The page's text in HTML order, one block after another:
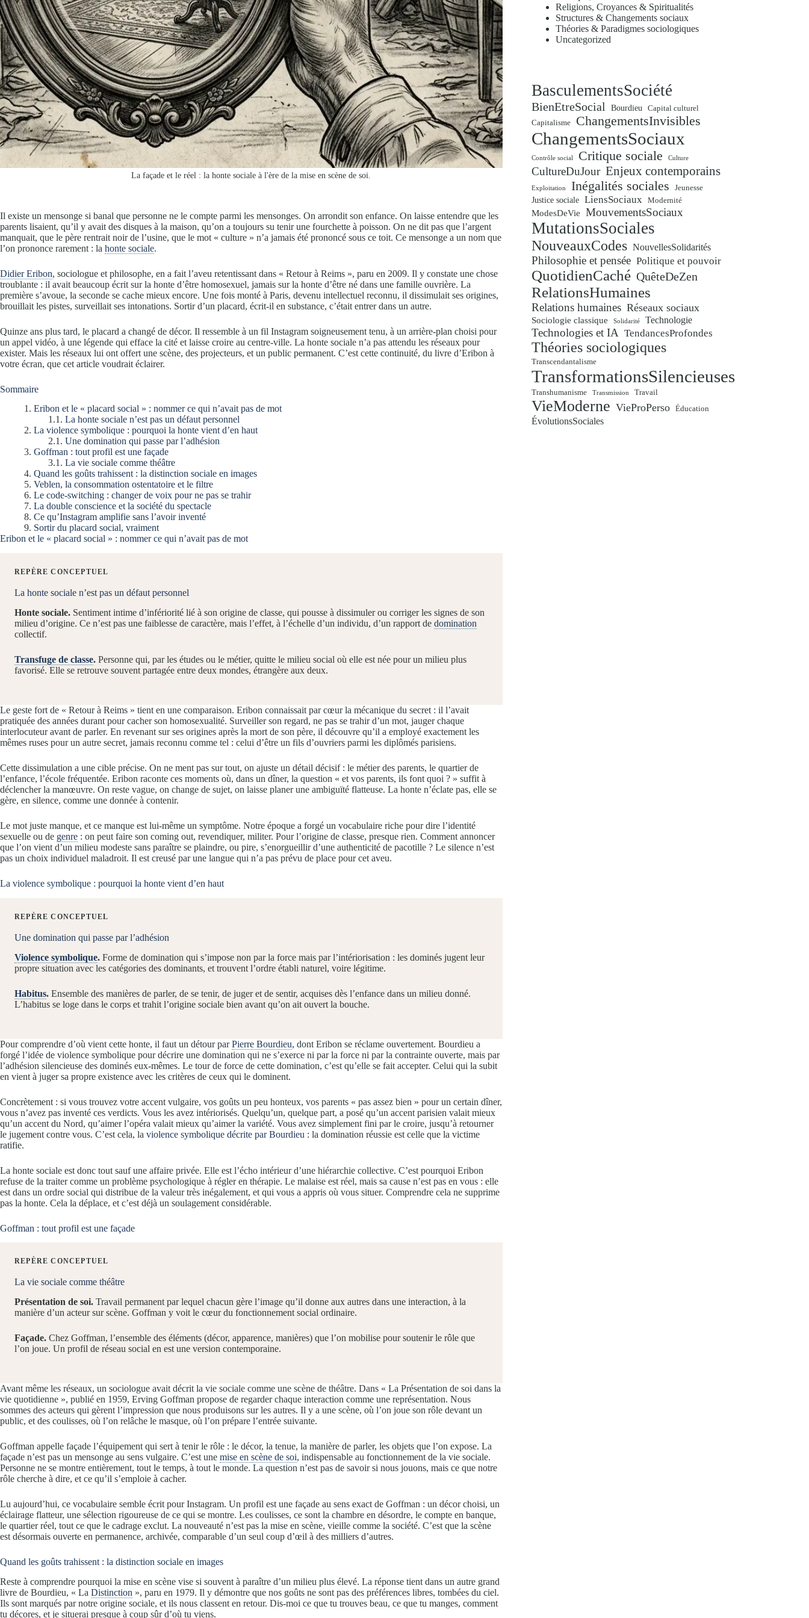
La façade et le réel : la honte sociale à l'ère de la mise en scène de soi.
Il existe un mensonge si banal que personne ne le compte parmi les mensonges. On arrondit son enfance. On laisse entendre que les
parents lisaient, qu’il y avait des disques à la maison, qu’on a toujours su tenir une fourchette à poisson. On ne dit pas que l’argent
manquait, que le père rentrait noir de l’usine, que le mot « culture » n’a jamais été prononcé sous ce toit. Ce mensonge a un nom que
l’on prononce rarement : la honte sociale.
Didier Eribon, sociologue et philosophe, en a fait l’aveu retentissant dans « Retour à Reims », paru en 2009. Il y constate une chose
troublante : il avait beaucoup écrit sur la honte d’être homosexuel, jamais sur la honte d’être né dans une famille ouvrière. La
première s’avoue, la seconde se cache mieux encore. Une fois monté à Paris, devenu intellectuel reconnu, il dissimulait ses origines,
brouillait les pistes, surveillait ses intonations. Sortir d’un placard, écrit-il en substance, c’était entrer dans un autre.
Quinze ans plus tard, le placard a changé de décor. Il ressemble à un fil Instagram soigneusement tenu, à un arrière-plan choisi pour
un appel vidéo, à une légende qui efface la cité et laisse croire au centre-ville. La honte sociale n’a pas attendu les réseaux pour
exister. Mais les réseaux lui ont offert une scène, des projecteurs, et un public permanent. C’est cette continuité, du livre d’Eribon à
votre écran, que cet article voudrait éclairer.
Sommaire
Eribon et le « placard social » : nommer ce qui n’avait pas de mot
La honte sociale n’est pas un défaut personnel
La violence symbolique : pourquoi la honte vient d’en haut
Une domination qui passe par l’adhésion
Goffman : tout profil est une façade
La vie sociale comme théâtre
Quand les goûts trahissent : la distinction sociale en images
Veblen, la consommation ostentatoire et le filtre
Le code-switching : changer de voix pour ne pas se trahir
La double conscience et la société du spectacle
Ce qu’Instagram amplifie sans l’avoir inventé
Sortir du placard social, vraiment
Eribon et le « placard social » : nommer ce qui n’avait pas de mot
REPÈRE CONCEPTUEL
La honte sociale n’est pas un défaut personnel
Honte sociale. Sentiment intime d’infériorité lié à son origine de classe, qui pousse à dissimuler ou corriger les signes de son
milieu d’origine. Ce n’est pas une faiblesse de caractère, mais l’effet, à l’échelle d’un individu, d’un rapport de domination
collectif.
Transfuge de classe. Personne qui, par les études ou le métier, quitte le milieu social où elle est née pour un milieu plus
favorisé. Elle se retrouve souvent partagée entre deux mondes, étrangère aux deux.
Le geste fort de « Retour à Reims » tient en une comparaison. Eribon connaissait par cœur la mécanique du secret : il l’avait
pratiquée des années durant pour cacher son homosexualité. Surveiller son regard, ne pas se trahir d’un mot, jauger chaque
interlocuteur avant de parler. En revenant sur ses origines après la mort de son père, il découvre qu’il a employé exactement les
mêmes ruses pour un autre secret, jamais reconnu comme tel : celui d’être un fils d’ouvriers parmi les diplômés parisiens.
Cette dissimulation a une cible précise. On ne ment pas sur tout, on ajuste un détail décisif : le métier des parents, le quartier de
l’enfance, l’école fréquentée. Eribon raconte ces moments où, dans un dîner, la question « et vos parents, ils font quoi ? » suffit à
déclencher la manœuvre. On reste vague, on change de sujet, on laisse planer une ambiguïté flatteuse. La honte n’éclate pas, elle se
gère, en silence, comme une donnée à contenir.
Le mot juste manque, et ce manque est lui-même un symptôme. Notre époque a forgé un vocabulaire riche pour dire l’identité
sexuelle ou de genre : on peut faire son coming out, revendiquer, militer. Pour l’origine de classe, presque rien. Comment annoncer
que l’on vient d’un milieu modeste sans paraître se plaindre, ou pire, s’enorgueillir d’une authenticité de pacotille ? Le silence n’est
pas un choix individuel maladroit. Il est creusé par une langue qui n’a pas prévu de place pour cet aveu.
La violence symbolique : pourquoi la honte vient d’en haut
REPÈRE CONCEPTUEL
Une domination qui passe par l’adhésion
Violence symbolique. Forme de domination qui s’impose non par la force mais par l’intériorisation : les dominés jugent leur
propre situation avec les catégories des dominants, et trouvent l’ordre établi naturel, voire légitime.
Habitus. Ensemble des manières de parler, de se tenir, de juger et de sentir, acquises dès l’enfance dans un milieu donné.
L’habitus se loge dans le corps et trahit l’origine sociale bien avant qu’on ait ouvert la bouche.
Pour comprendre d’où vient cette honte, il faut un détour parPierre Bourdieu, dont Eribon se réclame ouvertement. Bourdieu a
forgé l’idée de violence symbolique pour décrire une domination qui ne s’exerce ni par la force ni par la contrainte ouverte, mais par
l’adhésion silencieuse des dominés eux-mêmes. Le tour de force de cette domination, c’est qu’elle se fait accepter. Celui qui la subit
en vient à juger sa propre existence avec les critères de ceux qui le dominent.
Concrètement : si vous trouvez votre accent vulgaire, vos goûts un peu honteux, vos parents « pas assez bien » pour un certain dîner,
vous n’avez pas inventé ces verdicts. Vous les avez intériorisés. Quelqu’un, quelque part, a posé qu’un accent parisien valait mieux
qu’un accent du Nord, qu’aimer l’opéra valait mieux qu’aimer la variété. Vous avez simplement fini par le croire, jusqu’à retourner
le jugement contre vous. C’est cela, la violence symbolique décrite par Bourdieu : la domination réussie est celle que la victime
ratifie.
La honte sociale est donc tout sauf une affaire privée. Elle est l’écho intérieur d’une hiérarchie collective. C’est pourquoi Eribon
refuse de la traiter comme un problème psychologique à régler en thérapie. Le malaise est réel, mais sa cause n’est pas en vous : elle
est dans un ordre social qui distribue de la valeur très inégalement, et qui vous a appris où vous situer. Comprendre cela ne supprime
pas la honte. Cela la déplace, et c’est déjà un soulagement considérable.
Goffman : tout profil est une façade
REPÈRE CONCEPTUEL
La vie sociale comme théâtre
Présentation de soi. Travail permanent par lequel chacun gère l’image qu’il donne aux autres dans une interaction, à la
manière d’un acteur sur scène. Goffman y voit le cœur du fonctionnement social ordinaire.
Façade. Chez Goffman, l’ensemble des éléments (décor, apparence, manières) que l’on mobilise pour soutenir le rôle que
l’on joue. Un profil de réseau social en est une version contemporaine.
Avant même les réseaux, un sociologue avait décrit la vie sociale comme une scène de théâtre. Dans « La Présentation de soi dans la
vie quotidienne », publié en 1959, Erving Goffman propose de regarder chaque interaction comme une représentation. Nous
sommes des acteurs qui gèrent l’impression que nous produisons sur les autres. Il y a une scène, où l’on joue son rôle devant un
public, et des coulisses, où l’on relâche le masque, où l’on prépare l’entrée suivante.
Goffman appelle façade l’équipement qui sert à tenir le rôle : le décor, la tenue, la manière de parler, les objets que l’on expose. La
façade n’est pas un mensonge au sens vulgaire. C’est une mise en scène de soi, indispensable au fonctionnement de la vie sociale.
Personne ne se montre entièrement, tout le temps, à tout le monde. La question n’est pas de savoir si nous jouons, mais ce que notre
rôle cherche à dire, et ce qu’il s’emploie à cacher.
Lu aujourd’hui, ce vocabulaire semble écrit pour Instagram. Un profil est une façade au sens exact de Goffman : un décor choisi, un
éclairage flatteur, une sélection rigoureuse de ce qui se montre. Les coulisses, ce sont la chambre en désordre, le compte en banque,
le quartier réel, tout ce que le cadrage exclut. La nouveauté n’est pas la mise en scène, vieille comme la société. C’est que la scène
est désormais ouverte en permanence, archivée, comparable d’un seul coup d’œil à des milliers d’autres.
Quand les goûts trahissent : la distinction sociale en images
Reste à comprendre pourquoi la mise en scène vise si souvent à paraître d’un milieu plus élevé. La réponse tient dans un autre grand
livre de Bourdieu, « La Distinction », paru en 1979. Il y démontre que nos goûts ne sont pas des préférences libres, tombées du ciel.
Ils sont marqués par notre origine sociale, et ils nous classent en retour. Dis-moi ce que tu trouves beau, ce que tu manges, comment
tu décores, et je situerai presque à coup sûr d’où tu viens.
Religions, Croyances & Spiritualités
Structures & Changements sociaux
Théories & Paradigmes sociologiques
Uncategorized
BasculementsSociété
BienEtreSocial Bourdieu
Capital culturel
Capitalisme
ChangementsInvisibles
ChangementsSociaux
Contrôle social Critique sociale Culture
CultureDuJour Enjeux contemporains
Exploitation Inégalités sociales Jeunesse
Justice sociale LiensSociaux Modernité
ModesDeVie MouvementsSociaux
MutationsSociales
NouveauxCodes NouvellesSolidarités
Philosophie et pensée Politique et pouvoir
QuotidienCaché QuêteDeZen
RelationsHumaines
Relations humaines Réseaux sociaux
Sociologie classique Solidarité Technologie
Technologies et IA TendancesProfondes
Théories sociologiques
Transcendantalisme
TransformationsSilencieuses
Transhumanisme Transmission Travail
VieModerne VieProPerso Éducation
ÉvolutionsSociales